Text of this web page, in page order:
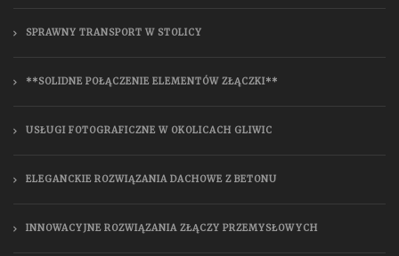
SPRAWNY TRANSPORT W STOLICY
**SOLIDNE POŁĄCZENIE ELEMENTÓW ZŁĄCZKI**
USŁUGI FOTOGRAFICZNE W OKOLICACH GLIWIC
ELEGANCKIE ROZWIĄZANIA DACHOWE Z BETONU
INNOWACYJNE ROZWIĄZANIA ZŁĄCZY PRZEMYSŁOWYCH